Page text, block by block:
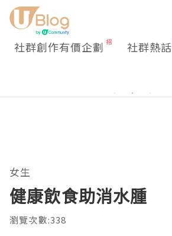
社群創作有價企劃 社群熱話
女生
健康飲食助消水腫
瀏覽次數:338